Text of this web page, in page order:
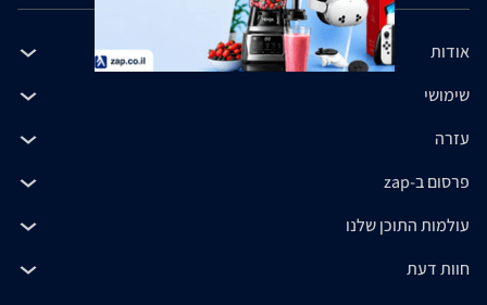
אודות
שימושי
עזרה
פרסום ב-zap
עולמות התוכן שלנו
חוות דעת